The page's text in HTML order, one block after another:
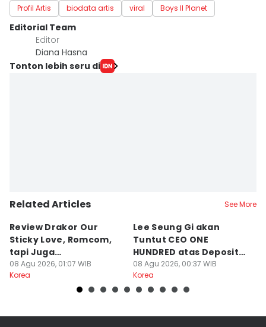
Profil Artis biodata artis viral Boys II Planet
Editorial Team
Editor
Diana Hasna
Tonton lebih seru di
Related Articles See More
Review Drakor Our
Sticky Love, Romcom,
tapi Juga
Menegangkan!
08 Agu 2026, 01:07 WIB
Korea
Lee Seung Gi akan
Tuntut CEO ONE
HUNDRED atas Deposit
Rumah Rp132 M
08 Agu 2026, 00:37 WIB
Korea